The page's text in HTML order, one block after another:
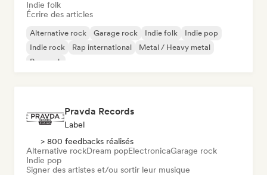
Indie folk
Écrire des articles
Alternative rock Garage rock Indie folk
Indie pop
Indie rock
Rap international
Metal / Heavy metal
Pop rock
Pravda Records
Label
> 800 feedbacks réalisés
Alternative rockDream popElectronicaGarage rock
Indie pop
Signer des artistes et/ou sortir leur musique